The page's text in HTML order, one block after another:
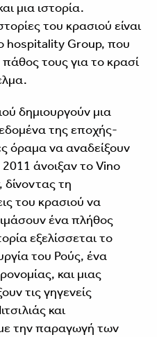
μια ιστορία.
του κρασιού είναι
hospitality Group, που
τους για το κρασί
δημιουργούν μια
της εποχής-
όραμα να αναδείξουν
άνοιξαν το Vino
τη
του κρασιού να
ένα πλήθος
εξελίσσεται το
του Ρούς, ένα
και μιας
τις γηγενείς
και
την παραγωγή των